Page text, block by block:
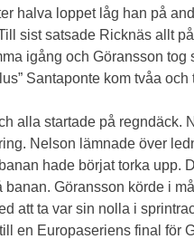
halva loppet låg han på
sist satsade Ricknäs allt
igång och Göransson
Santaponte kom tvåa
alla startade på regndäck.
Nelson lämnade över
hade börjat torka upp.
Göransson körde i
att ta var sin nolla i
en Europaseriens final för